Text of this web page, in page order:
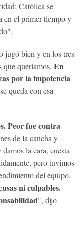
Católica se
en el primer tiempo y
jugó bien y en los tres
que queríamos. En
por la impotencia
queda con esa
Peor fue contra
de la cancha y
la cara, cuesta
pero tuvimos
del equipo,
ni culpables.
", dijo